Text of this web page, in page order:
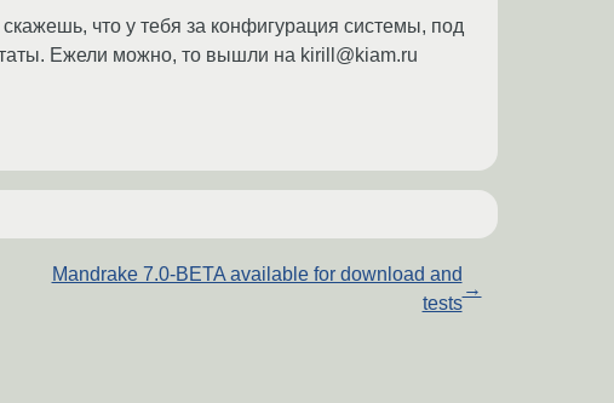
что у тебя за конфигурация системы, под
Ежели можно, то вышли на kirill@kiam.ru
Mandrake 7.0-BETA available for download and
tests
→